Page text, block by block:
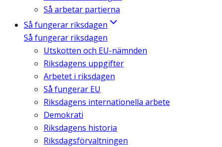
Så arbetar partierna
Så fungerar riksdagen
Så fungerar riksdagen
Utskotten och EU-nämnden
Riksdagens uppgifter
Arbetet i riksdagen
Så fungerar EU
Riksdagens internationella arbete
Demokrati
Riksdagens historia
Riksdagsförvaltningen